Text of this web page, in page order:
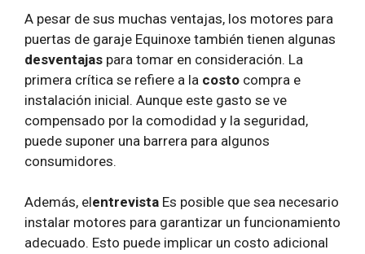
A pesar de sus muchas ventajas, los motores para
puertas de garaje Equinoxe también tienen algunas
desventajas para tomar en consideración. La
primera crítica se refiere a la costo compra e
instalación inicial. Aunque este gasto se ve
compensado por la comodidad y la seguridad,
puede suponer una barrera para algunos
consumidores.
Además, elentrevista Es posible que sea necesario
instalar motores para garantizar un funcionamiento
adecuado. Esto puede implicar un costo adicional